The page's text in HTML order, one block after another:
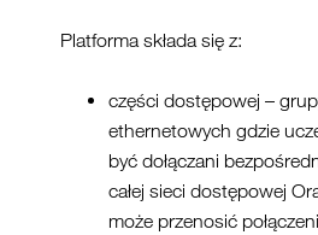
Platforma składa się z:
części dostępowej –
ethernetowych gdzie
być dołączani
całej sieci dostępowej
może przenosić